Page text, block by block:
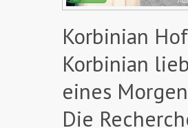
Korbinian
Korbinian
eines
Die